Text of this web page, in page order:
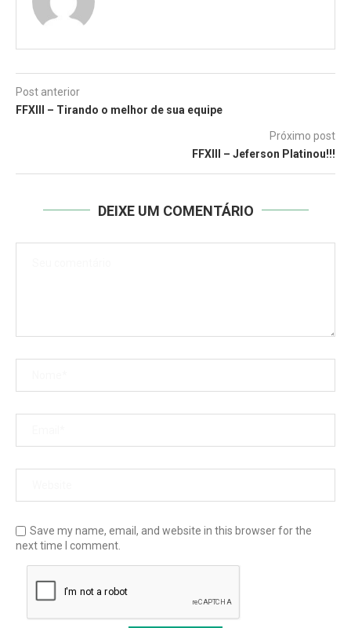
Post anterior
FFXIII – Tirando o melhor de sua equipe
Próximo post
FFXIII – Jeferson Platinou!!!
DEIXE UM COMENTÁRIO
Save my name, email, and website in this browser for the
next time I comment.